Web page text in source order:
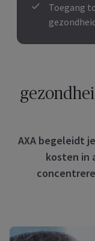
Toegang
AXA begeleidt
kosten in